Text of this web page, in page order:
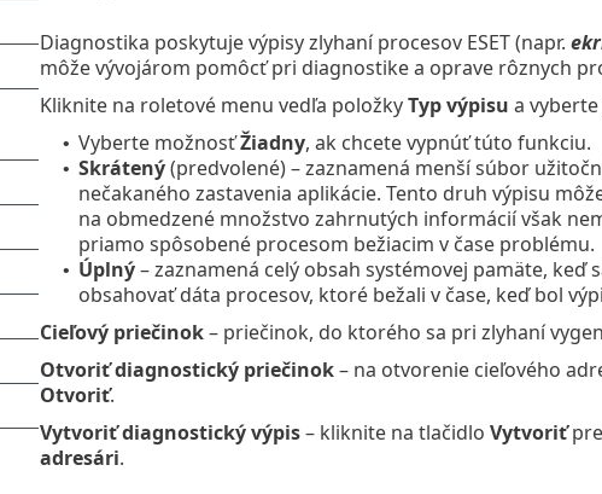
Diagnostika poskytuje výpisy zlyhaní procesov ESET (napr.
môže vývojárom pomôcť pri diagnostike a oprave rôznych
Kliknite na roletové menu vedľa položkyTyp výpisu a
• Vyberte možnosťŽiadny, ak chcete vypnúť túto funkciu.
• Skrátený(predvolené) – zaznamená menší súbor
nečakaného zastavenia aplikácie. Tento druh výpisu
na obmedzené množstvo zahrnutých informácií však
priamo spôsobené procesom bežiacim v čase problému.
• Úplný– zaznamená celý obsah systémovej pamäte, keď
obsahovať dáta procesov, ktoré bežali v čase, keď bol
Cieľový priečinok– priečinok, do ktorého sa pri zlyhaní
Otvoriť diagnostický priečinok– na otvorenie cieľového
Otvoriť.
Vytvoriť diagnostický výpis– kliknite na tlačidlo Vytvoriťpre
adresári.